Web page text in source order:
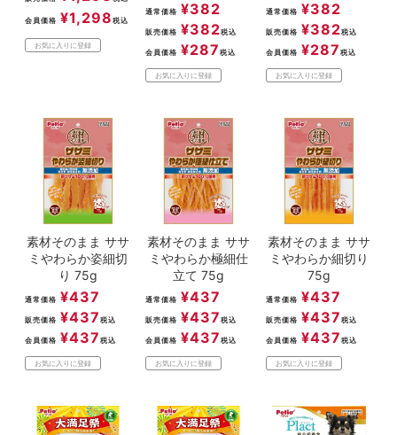
会員価格 ¥1,298 税込
お気に入りに登録
通常価格 ¥382
販売価格 ¥382税込
会員価格 ¥287 税込
お気に入りに登録
通常価格 ¥382
販売価格 ¥382税込
会員価格 ¥287 税込
お気に入りに登録
素材そのまま ササ
ミやわらか姿細切
り 75g
通常価格 ¥437
販売価格 ¥437 税込
会員価格 ¥437 税込
お気に入りに登録
素材そのまま ササ
ミやわらか極細仕
立て 75g
通常価格 ¥437
販売価格 ¥437 税込
会員価格 ¥437 税込
お気に入りに登録
素材そのまま ササ
ミやわらか細切り
75g
通常価格 ¥437
販売価格 ¥437 税込
会員価格 ¥437 税込
お気に入りに登録